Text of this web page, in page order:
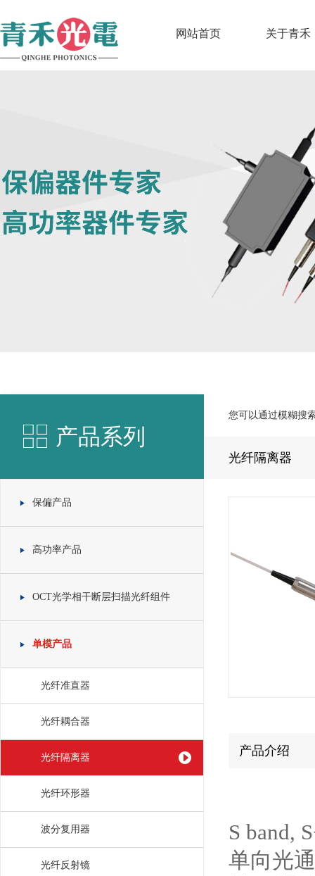
网站首页 关于青禾
产品系列
保偏产品
高功率产品
OCT光学相干断层扫描光纤组件
单模产品
光纤准直器
光纤耦合器
光纤隔离器
光纤环形器
波分复用器
光纤反射镜
您可以通过模糊搜
光纤隔离器
产品介绍
S band,
单向光